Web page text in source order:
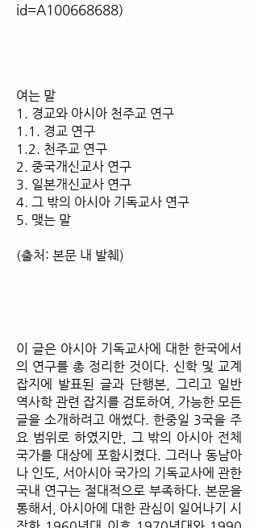
id=A100668688)
여는 말
1. 경교와 아시아 천주교 연구
1.1. 경교 연구
1.2. 천주교 연구
2. 중국개신교사 연구
3. 일본개신교사 연구
4. 그 밖의 아시아 기독교사 연구
5. 맺는 말
(출처: 본문 내 발췌 )
이 글은 아시아 기독교사에 대한 한국에서
의 연구를 총 정리한 것이다. 신학 및 교계
잡지에 발표된 글과 단행본, 그리고 일반
역사학 관련 잡지를 검토하여, 가능한 모든
글을 소개하려고 애썼다. 한중일 3국을 주
요 범위로 하였지만, 그 밖의 아시아 전체
국가를 대상에 포함시켰다. 그러나 동남아
나 인도, 서아시아 국가의 기독교사에 관한
국내 연구는 절대적으로 부족하다. 본문을
통해서, 아시아에 대한 관심이 일어나기 시